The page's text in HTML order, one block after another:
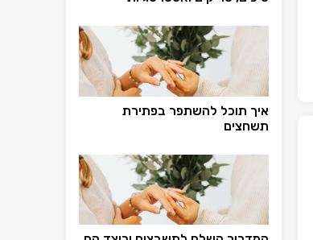
איך תוכל להשתפר בפתירת
תשחצים